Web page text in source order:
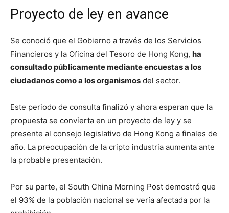
Proyecto de ley en avance
Se conoció que el Gobierno a través de los Servicios
Financieros y la Oficina del Tesoro de Hong Kong, ha
consultado públicamente mediante encuestas a los
ciudadanos como a los organismos del sector.
Este periodo de consulta finalizó y ahora esperan que la
propuesta se convierta en un proyecto de ley y se
presente al consejo legislativo de Hong Kong a finales de
año. La preocupación de la cripto industria aumenta ante
la probable presentación.
Por su parte, el South China Morning Post demostró que
el 93% de la población nacional se vería afectada por la